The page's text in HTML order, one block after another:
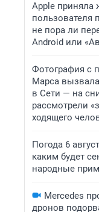
Apple приняла
пользователя
не пора ли
Android или
Фотография с
Марса
в Сети — на
рассмотрели
ходящего
Погода 6
каким будет
народные
Mercedes
дронов